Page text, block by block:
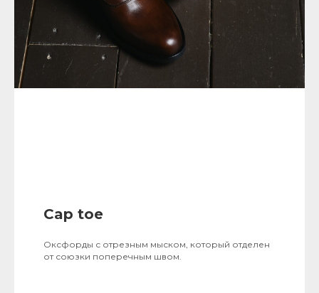
Cap toe
Оксфорды с отрезным мыском, который отделен
от союзки поперечным швом.